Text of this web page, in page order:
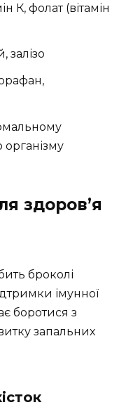
К, фолат (вітамін
залізо
здоров’я
броколі
імунної
боротися з
запальних